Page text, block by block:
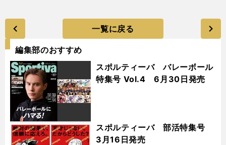
一覧に戻る
編集部のおすすめ
スポルティーバ バレーボール
特集号 Vol.4 6月30日発売
スポルティーバ 部活特集号
3月16日発売